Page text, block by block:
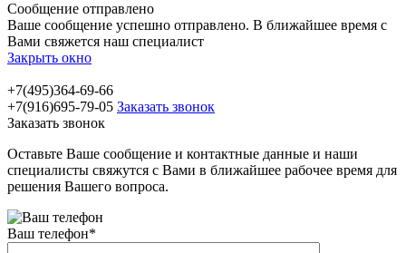
Сообщение отправлено
Ваше сообщение успешно отправлено. В ближайшее время с
Вами свяжется наш специалист
Закрыть окно
+7(495)364-69-66
+7(916)695-79-05 Заказать звонок
Заказать звонок
Оставьте Ваше сообщение и контактные данные и наши
специалисты свяжутся с Вами в ближайшее рабочее время для
решения Вашего вопроса.
Ваш телефон*